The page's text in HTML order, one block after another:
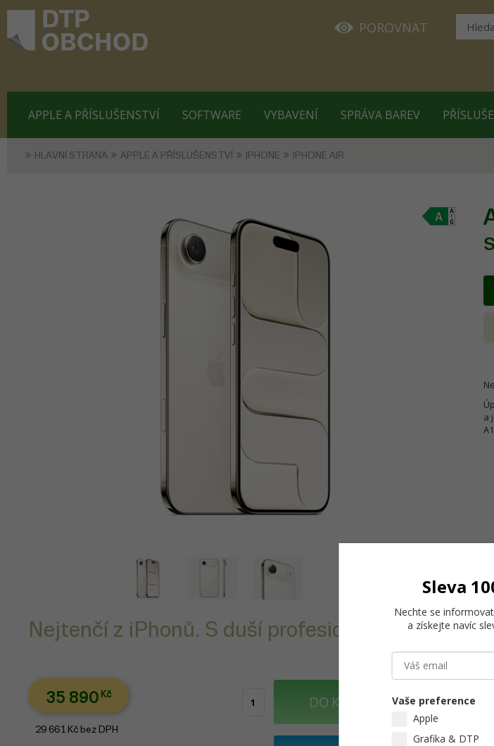
POROVNAT
APPLE A PŘÍSLUŠENSTVÍ SOFTWARE VYBAVENÍ SPRÁVA BAREV
HLAVNÍ STRANA APPLE A PŘÍSLUŠENSTVÍ IPHONE IPHONE AIR
Nejtenčí z iPhonů. S duší profesionála.
35 890 Kč
29 661 Kč bez DPH
DO KOŠÍKU
a
Sleva
Nechte se
a získejte navíc
Vaše preference
Apple
Grafika & DTP